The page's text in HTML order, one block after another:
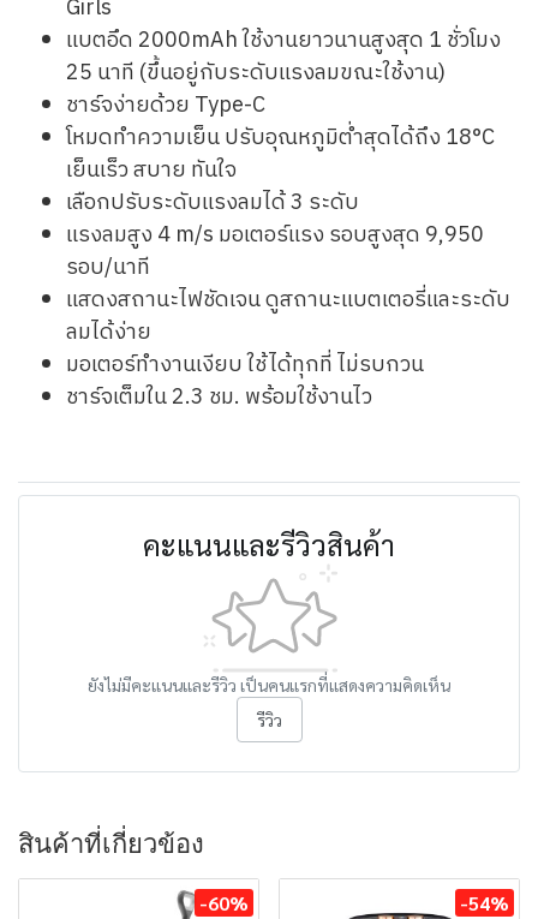
Girls
แบตอึด 2000mAh ใช้งานยาวนานสูงสุด 1 ชั่วโมง
25 นาที (ขึ้นอยู่กับระดับแรงลมขณะใช้งาน)
ชาร์จง่ายด้วย Type-C
โหมดทำความเย็น ปรับอุณหภูมิต่ำสุดได้ถึง 18°C
เย็นเร็ว สบาย ทันใจ
เลือกปรับระดับแรงลมได้ 3 ระดับ
แรงลมสูง 4 m/s มอเตอร์แรง รอบสูงสุด 9,950
รอบ/นาที
แสดงสถานะไฟชัดเจน ดูสถานะแบตเตอรี่และระดับ
ลมได้ง่าย
มอเตอร์ทำงานเงียบ ใช้ได้ทุกที่ ไม่รบกวน
ชาร์จเต็มใน 2.3 ชม. พร้อมใช้งานไว
คะแนนและรีวิวสินค้า
ยังไม่มีคะแนนและรีวิว เป็นคนแรกที่แสดงความคิดเห็น
รีวิว
สินค้าที่เกี่ยวข้อง
-60% -54%